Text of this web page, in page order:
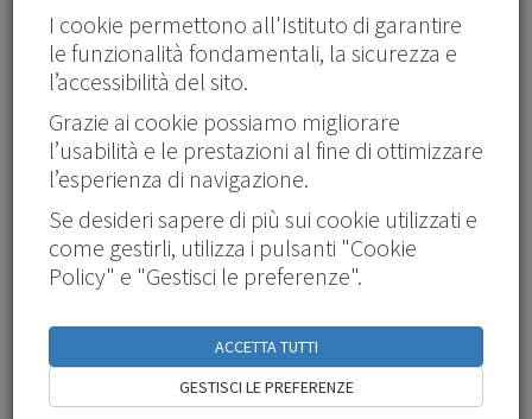
Le transizioni richiedono nuove competenze.
trasformazioni - come quelle indotte prima dalla
digitalizzazione, poi dalla pandemia - non è
scontato che sul mercato siano disponibili skill
adeguate a soddisfare le nuove richieste. Il
cosiddettomismatch tra offerta e domanda di
lavoro nasceproprio qui,dalla sostanziale
lavoratori e quelle ricercate dalle aziende.
È innanzitutto un problema di numeri. In base al
report annuale del Sistema Informativo Excelsior,
I cookie permettono all'Istituto di garantire
le funzionalità fondamentali, la sicurezza e
l’accessibilità del sito.
Grazie ai cookie possiamo migliorare
l’usabilità e le prestazioni al fine di ottimizzare
l’esperienza di navigazione.
Se desideri sapere di più sui cookie utilizzati e
come gestirli, utilizza i pulsanti "Cookie
Policy" e "Gestisci le preferenze".
ACCETTA TUTTI
GESTISCI LE PREFERENZE